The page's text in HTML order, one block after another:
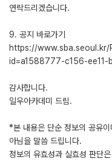
연락드리겠습니다.
9. 공지 바로가기
https://
id=a1588777-c156-ee11-
감사합니다.
일우아카데미 드림.
*본 내용은 단순 정보의 공유이
아님을 말씀 드립니다.
정보의 유효성과 실효성 판단